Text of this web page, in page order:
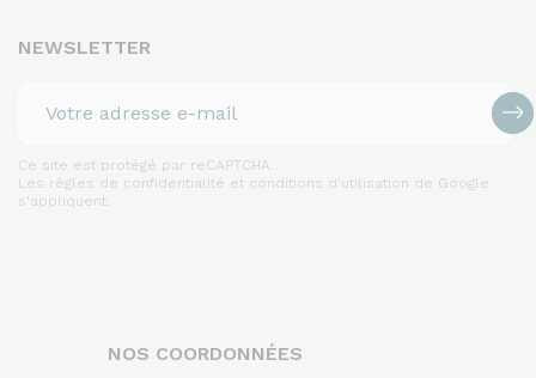
NEWSLETTER
Ce site est protégé par reCAPTCHA.
Les règles de confidentialité et conditions d'utilisation de Google
s'appliquent.
NOS COORDONNÉES